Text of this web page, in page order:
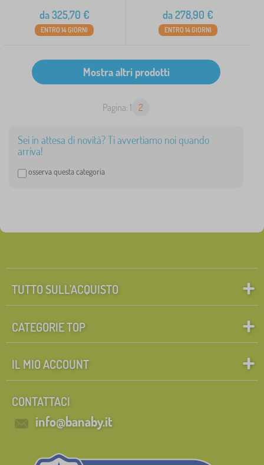
da325,70 €
ENTRO 14 GIORNI
da278,90 €
ENTRO 14 GIORNI
Pagina: 1 2
Sei in attesa di novità? Ti avvertiamo noi quando
arriva!
osserva questa categoria
TUTTO SULL’ACQUISTO
CATEGORIE TOP
IL MIO ACCOUNT
CONTATTACI
info@banaby.it